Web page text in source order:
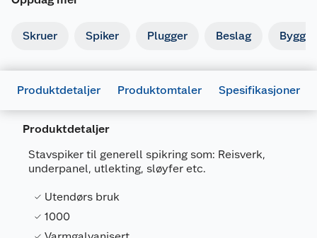
Skruer Spiker Plugger Beslag
Produktdetaljer Produktomtaler Spesifikasjoner
Produktdetaljer
Stavspiker til generell spikring som: Reisverk,
underpanel, utlekting, sløyfer etc.
Utendørs bruk
1000
Generelt
Artikkelnummer
7318470246983
Leverandørens artikkelnummer
Forpakningsmål